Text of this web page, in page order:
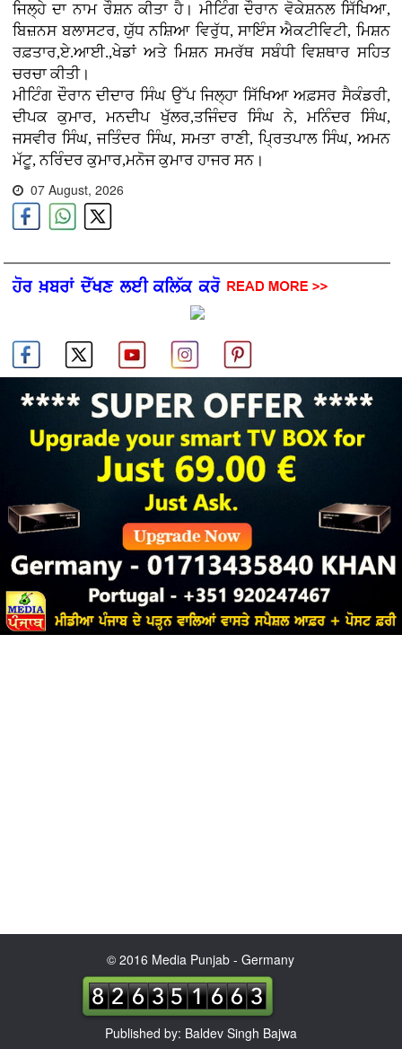
ਜਿਲ੍ਹੇ ਦਾ ਨਾਮ ਰੌਸ਼ਨ ਕੀਤਾ ਹੈ। ਮੀਟਿੰਗ ਦੌਰਾਨ ਵੋਕੇਸ਼ਨਲ ਸਿੱਖਿਆ,
ਬਿਜ਼ਨਸ ਬਲਾਸਟਰ, ਯੁੱਧ ਨਸ਼ਿਆ ਵਿਰੁੱਧ, ਸਾਇੰਸ ਐਕਟੀਵਿਟੀ, ਮਿਸ਼ਨ
ਰਫ਼ਤਾਰ,ਏ.ਆਈ.,ਖੇਡਾਂ ਅਤੇ ਮਿਸ਼ਨ ਸਮਰੱਥ ਸਬੰਧੀ ਵਿਸ਼ਥਾਰ ਸਹਿਤ
ਚਰਚਾ ਕੀਤੀ।
ਮੀਟਿੰਗ ਦੌਰਾਨ ਦੀਦਾਰ ਸਿੰਘ ਉੱਪ ਜਿਲ੍ਹਾ ਸਿੱਖਿਆ ਅਫ਼ਸਰ ਸੈਕੰਡਰੀ,
ਦੀਪਕ ਕੁਮਾਰ, ਮਨਦੀਪ ਖੁੱਲਰ,ਤਜਿੰਦਰ ਸਿੰਘ ਨੇ, ਮਨਿੰਦਰ ਸਿੰਘ,
ਜਸਵੀਰ ਸਿੰਘ, ਜਤਿੰਦਰ ਸਿੰਘ, ਸਮਤਾ ਰਾਣੀ, ਪ੍ਰਿਤਪਾਲ ਸਿੰਘ, ਅਮਨ
ਮੱਟੂ, ਨਰਿੰਦਰ ਕੁਮਾਰ,ਮਨੋਜ ਕੁਮਾਰ ਹਾਜਰ ਸਨ।
07 August, 2026
© 2016 Media Punjab - Germany
Published by: Baldev Singh Bajwa